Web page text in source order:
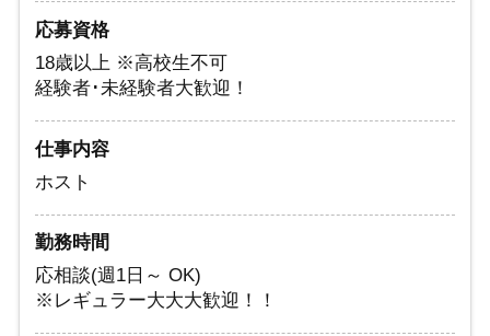
応募資格
18歳以上 ※高校生不可
経験者･未経験者大歓迎！
仕事内容
ホスト
勤務時間
応相談(週1日～ OK)
※レギュラー大大大歓迎！！